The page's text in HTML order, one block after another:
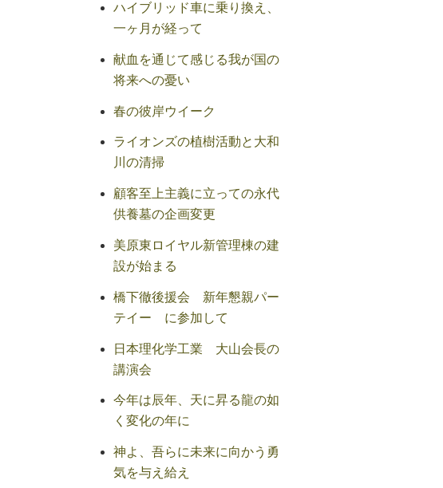
ハイブリッド車に乗り換え、
一ヶ月が経って
献血を通じて感じる我が国の
将来への憂い
春の彼岸ウイーク
ライオンズの植樹活動と大和
川の清掃
顧客至上主義に立っての永代
供養墓の企画変更
美原東ロイヤル新管理棟の建
設が始まる
橋下徹後援会 新年懇親パー
テイー に参加して
日本理化学工業 大山会長の
講演会
今年は辰年、天に昇る龍の如
く変化の年に
神よ、吾らに未来に向かう勇
気を与え給え